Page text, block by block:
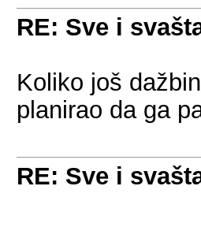
RE: Sve i
Koliko još
planirao da ga
RE: Sve i